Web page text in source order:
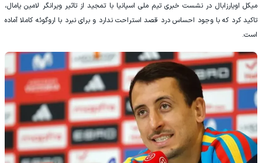
‏میکل اویارزابال در نشست خبری تیم ملی اسپانیا با تمجید از تاثیر ویرانگر لامین یامال،
تاکید کرد که با وجود احساس درد قصد استراحت ندارد و برای نبرد با اروگوئه کاملا آماده
است.